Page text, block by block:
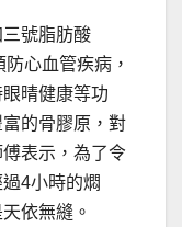
號脂肪酸
心血管疾病，
晴健康等功
的骨膠原，對
表示，為了令
4小時的燜
依無縫。